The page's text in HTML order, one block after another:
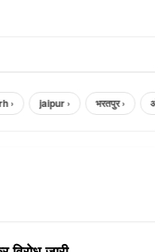
jaipur › भरतपुर ›